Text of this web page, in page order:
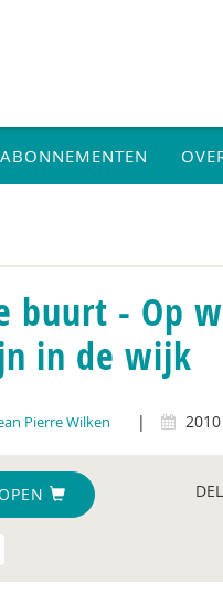
ABONNEMENTEN
buurt - Op
in de wijk
Pierre Wilken | 2010